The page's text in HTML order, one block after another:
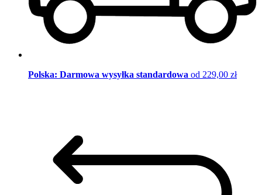
Polska: Darmowa wysyłka standardowa od 229,00 zł